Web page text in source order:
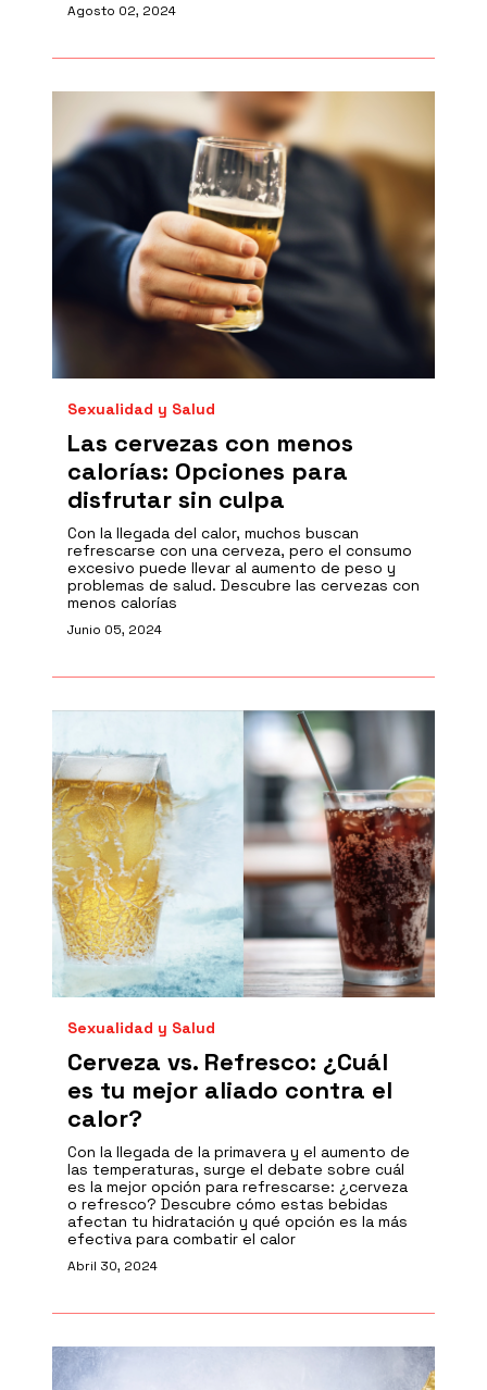
Agosto 02, 2024
Sexualidad y Salud
Las cervezas con menos
calorías: Opciones para
disfrutar sin culpa
Con la llegada del calor, muchos buscan
refrescarse con una cerveza, pero el consumo
excesivo puede llevar al aumento de peso y
problemas de salud. Descubre las cervezas con
menos calorías
Junio 05, 2024
Sexualidad y Salud
Cerveza vs. Refresco: ¿Cuál
es tu mejor aliado contra el
calor?
Con la llegada de la primavera y el aumento de
las temperaturas, surge el debate sobre cuál
es la mejor opción para refrescarse: ¿cerveza
o refresco? Descubre cómo estas bebidas
afectan tu hidratación y qué opción es la más
efectiva para combatir el calor
Abril 30, 2024